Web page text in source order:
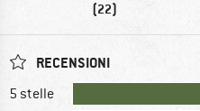
(22)
RECENSIONI
5 stelle